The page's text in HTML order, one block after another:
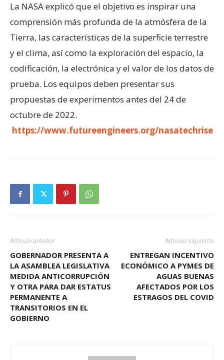
La NASA explicó que el objetivo es inspirar una
comprensión más profunda de la atmósfera de la
Tierra, las características de la superficie terrestre
y el clima, así como la exploración del espacio, la
codificación, la electrónica y el valor de los datos de
prueba. Los equipos deben presentar sus
propuestas de experimentos antes del 24 de
octubre de 2022.
https://www.futureengineers.org/nasatechrise
Artículo anterior
GOBERNADOR PRESENTA A
LA ASAMBLEA LEGISLATIVA
MEDIDA ANTICORRUPCIÓN
Y OTRA PARA DAR ESTATUS
PERMANENTE A
TRANSITORIOS EN EL
GOBIERNO
Artículo siguiente
ENTREGAN INCENTIVO
ECONÓMICO A PYMES DE
AGUAS BUENAS
AFECTADOS POR LOS
ESTRAGOS DEL COVID